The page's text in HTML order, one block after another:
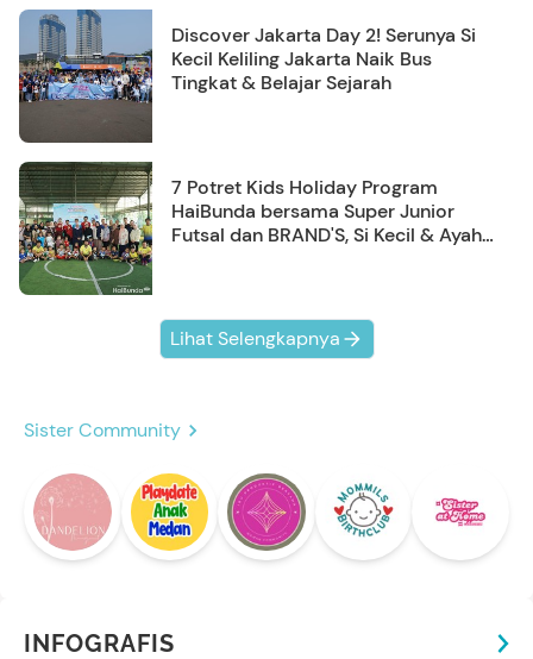
Discover Jakarta Day 2! Serunya Si
Kecil Keliling Jakarta Naik Bus
Tingkat & Belajar Sejarah
7 Potret Kids Holiday Program
HaiBunda bersama Super Junior
Futsal dan BRAND'S, Si Kecil & Ayah
Lihat Selengkapnya
Sister Community
INFOGRAFIS